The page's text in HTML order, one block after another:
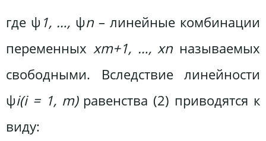
где ψ1, …, ψn– линейные комбинации
переменных xm+1, …, xn называемых
свободными. Вследствие линейности
ψi(i = 1, m)равенства (2) приводятся к
виду: